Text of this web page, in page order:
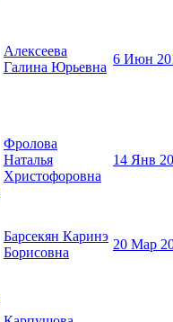
Алексеева
Галина Юрьевна
6 Июн
Фролова
Наталья
Христофоровна
14 Янв
Барсекян Каринэ
Борисовна
20 Мар